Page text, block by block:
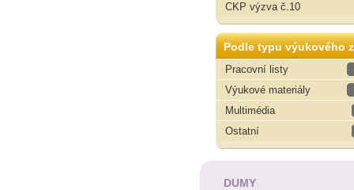
CKP výzva č.10
Podle typu výukového
Pracovní listy
Výukové materiály
Multimédia
Ostatní
DUMY